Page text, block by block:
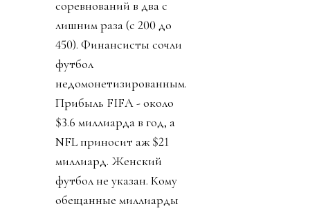
соревнований в два с
лишним раза (с 200 до
450). Финансисты сочли
футбол
недомонетизированным.
Прибыль FIFA - около
$3.6 миллиарда в год, а
NFL приносит аж $21
миллиард. Женский
футбол не указан. Кому
обещанные миллиарды